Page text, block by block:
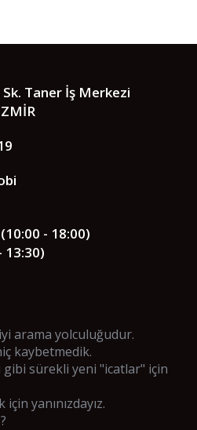
Taner İş Merkezi
- 18:00)
13:30)
arama yolculuğudur.
kaybetmedik.
sürekli yeni "icatlar" için
yanınızdayız.